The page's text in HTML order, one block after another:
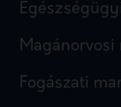
Magánorvosi
Fogászati